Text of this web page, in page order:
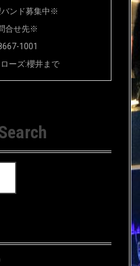
ンド募集中※
合せ先※
1001
ーズ:櫻井まで